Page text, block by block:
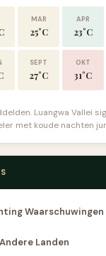
MAR
25°C
APR
23°C
SEPT
27°C
OKT
31°C
Luangwa Vallei
met koude nachten
Waarschuwingen
Landen